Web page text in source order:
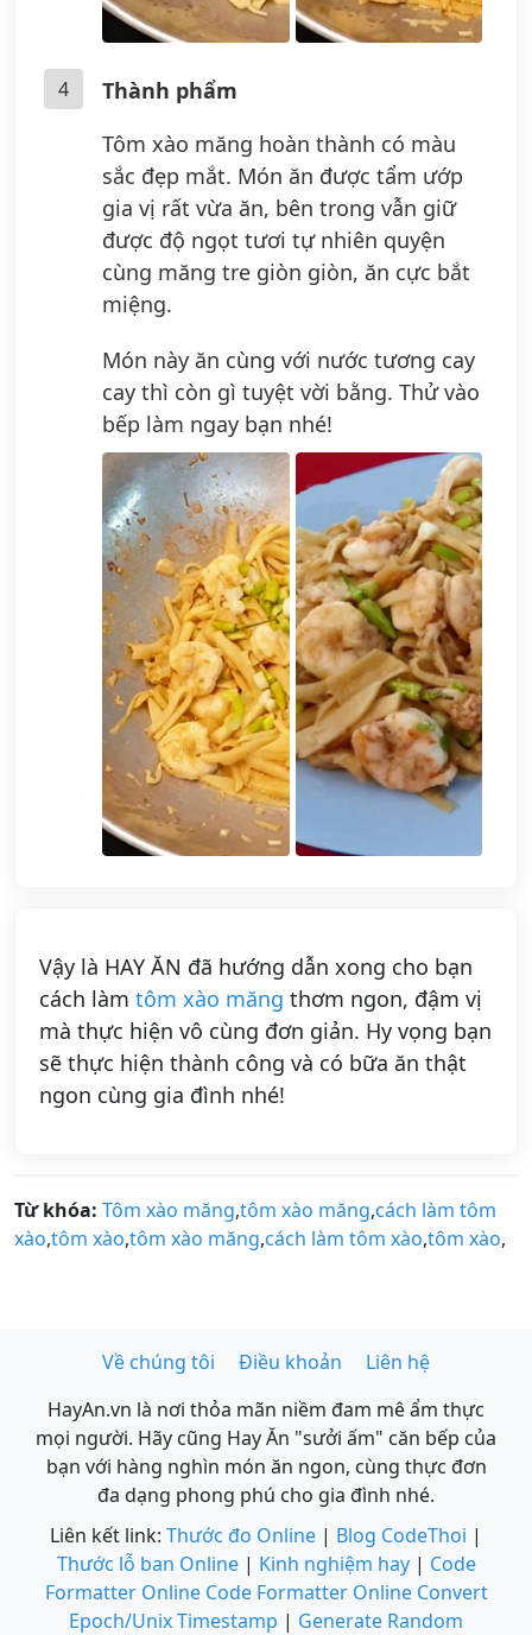
4
Thành phẩm
Tôm xào măng hoàn thành có màu
sắc đẹp mắt. Món ăn được tẩm ướp
gia vị rất vừa ăn, bên trong vẫn giữ
được độ ngọt tươi tự nhiên quyện
cùng măng tre giòn giòn, ăn cực bắt
miệng.
Món này ăn cùng với nước tương cay
cay thì còn gì tuyệt vời bằng. Thử vào
bếp làm ngay bạn nhé!
Vậy là HAY ĂN đã hướng dẫn xong cho bạn
cách làm tôm xào măng thơm ngon, đậm vị
mà thực hiện vô cùng đơn giản. Hy vọng bạn
sẽ thực hiện thành công và có bữa ăn thật
ngon cùng gia đình nhé!
Từ khóa: Tôm xào măng,tôm xào măng,cách làm tôm
xào,tôm xào,tôm xào măng,cách làm tôm xào,tôm xào,
Về chúng tôi Điều khoản
Liên hệ
HayAn.vn là nơi thỏa mãn niềm đam mê ẩm thực
mọi người. Hãy cũng Hay Ăn "sưởi ấm" căn bếp của
bạn với hàng nghìn món ăn ngon, cùng thực đơn
đa dạng phong phú cho gia đình nhé.
Liên kết link: Thước đo Online | Blog CodeThoi |
Thước lỗ ban Online| Kinh nghiệm hay| Code
Formatter Online Code Formatter Online Convert
Epoch/Unix Timestamp | Generate Random